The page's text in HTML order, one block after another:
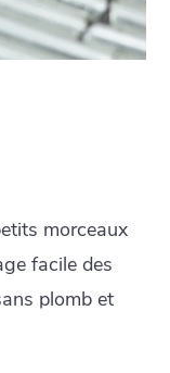
morceaux
facile des
plomb et